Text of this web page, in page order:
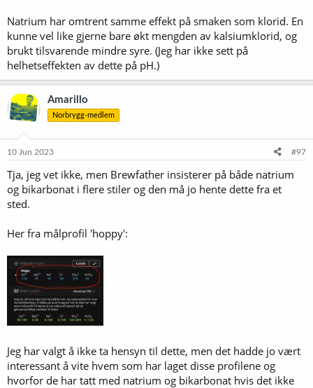
Natrium har omtrent samme effekt på smaken som klorid. En
kunne vel like gjerne bare økt mengden av kalsiumklorid, og
brukt tilsvarende mindre syre. (Jeg har ikke sett på
helhetseffekten av dette på pH.)
Amarillo
Norbrygg-medlem
10 Jun 2023 #97
Tja, jeg vet ikke, men Brewfather insisterer på både natrium
og bikarbonat i flere stiler og den må jo hente dette fra et
sted.
Her fra målprofil 'hoppy':
Jeg har valgt å ikke ta hensyn til dette, men det hadde jo vært
interessant å vite hvem som har laget disse profilene og
hvorfor de har tatt med natrium og bikarbonat hvis det ikke